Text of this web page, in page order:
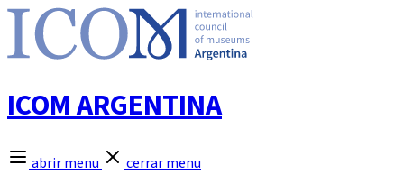
ICOM ARGENTINA
abrir menu cerrar menu